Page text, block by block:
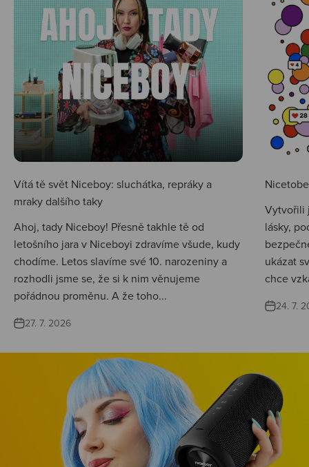
Vítá tě svět Niceboy: sluchátka, repráky a
mraky dalšího taky
Ahoj, tady Niceboy! Přesně takhle tě od
letošního jara v Niceboyi zdravíme všude, kudy
chodíme. Letos slavíme své 10. narozeniny a
rozhodli jsme se, že si k nim věnujeme
pořádnou proměnu. A že toho...
27. 7. 2026
Vytvořili
lásky,
ukázat
chce
24. 7.